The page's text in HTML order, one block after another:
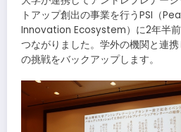
トアップ創出の事業を行うPSI（
Innovation Ecosystem）に2年半
つながりました。学外の機関と連
の挑戦をバックアップします。